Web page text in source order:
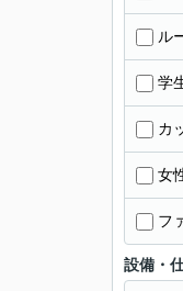
ル
学
カ
女
フ
設備・